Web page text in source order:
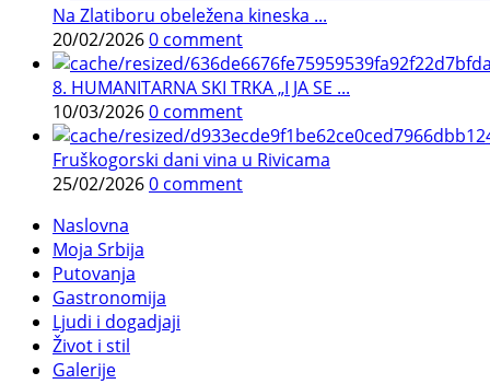
Na Zlatiboru obeležena kineska ...
20/02/20260 comment
8. HUMANITARNA SKI TRKA „I JA SE ...
10/03/20260 comment
Fruškogorski dani vina u Rivicama
25/02/20260 comment
Naslovna
Moja Srbija
Putovanja
Gastronomija
Ljudi i dogadjaji
Život i stil
Galerije